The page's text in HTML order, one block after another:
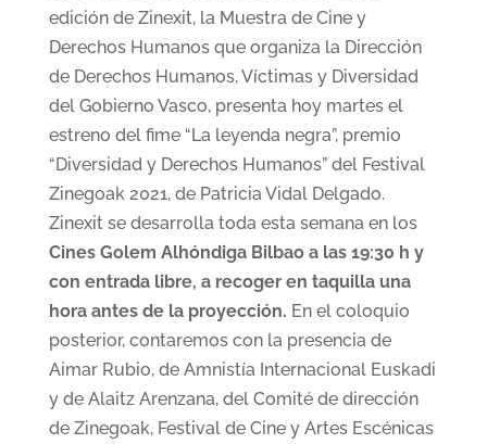
edición de Zinexit, la Muestra de Cine y
Derechos Humanos que organiza la Dirección
de Derechos Humanos, Víctimas y Diversidad
del Gobierno Vasco, presenta hoy martes el
estreno del fime “La leyenda negra”, premio
“Diversidad y Derechos Humanos” del Festival
Zinegoak 2021, de Patricia Vidal Delgado.
Zinexit se desarrolla toda esta semana en los
Cines Golem Alhóndiga Bilbao a las 19:30 h y
con entrada libre, a recoger en taquilla una
hora antes de la proyección. En el coloquio
posterior, contaremos con la presencia de
Aimar Rubio, de Amnistía Internacional Euskadi
y de Alaitz Arenzana, del Comité de dirección
de Zinegoak, Festival de Cine y Artes Escénicas